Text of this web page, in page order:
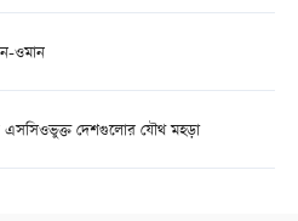
ওমান
এসসিওভুক্ত দেশগুলোর যৌথ মহড়া